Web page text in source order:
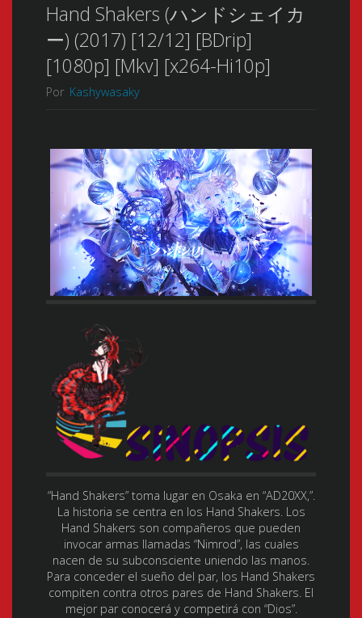
Hand Shakers (ハンドシェイカ
ー) (2017) [12/12] [BDrip]
[1080p] [Mkv] [x264-Hi10p]
Por Kashywasaky
“Hand Shakers” toma lugar en Osaka en “AD20XX,”.
La historia se centra en los Hand Shakers. Los
Hand Shakers son compañeros que pueden
invocar armas llamadas “Nimrod”, las cuales
nacen de su subconsciente uniendo las manos.
Para conceder el sueño del par, los Hand Shakers
compiten contra otros pares de Hand Shakers. El
mejor par conocerá y competirá con “Dios”.